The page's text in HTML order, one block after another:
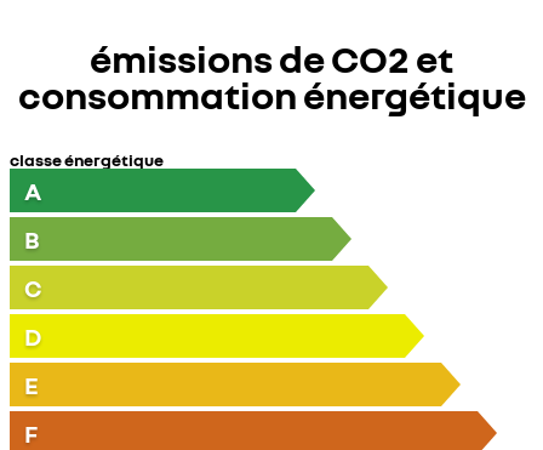
émissions de CO2 et
consommation énergétique
classe énergétique
A
B
C
D
E
F